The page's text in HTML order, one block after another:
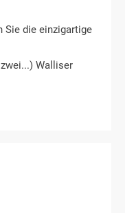
Sie die einzigartige
Walliser